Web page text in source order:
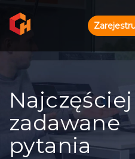
Najczęściej
zadawane
pytania